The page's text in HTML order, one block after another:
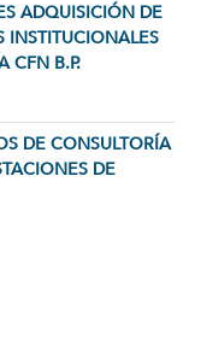
ADQUISICIÓN DE
INSTITUCIONALES
CFN B.P.
DE CONSULTORÍA
DE